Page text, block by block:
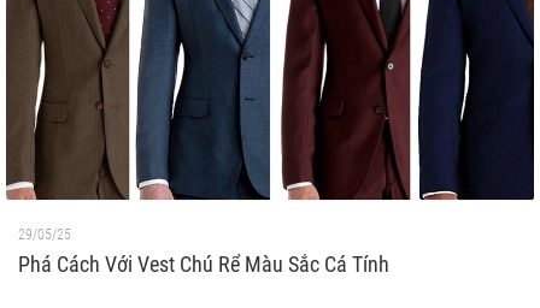
29/05/25
Phá Cách Với Vest Chú Rể Màu Sắc Cá Tính